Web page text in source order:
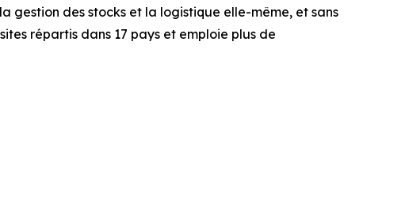
gestion des stocks et la logistique elle-même, et sans
répartis dans 17 pays et emploie plus de